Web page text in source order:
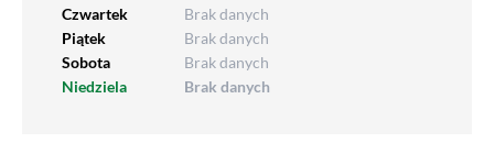
Czwartek
Brak danych
Piątek
Brak danych
Sobota
Brak danych
Niedziela
Brak danych